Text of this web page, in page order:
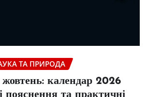
ТА ПРИРОДА
календар 2026
пояснення та практичні